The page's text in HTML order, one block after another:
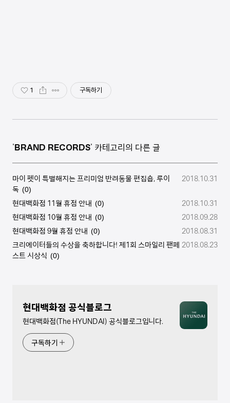
1 구독하기
'BRAND RECORDS' 카테고리의 다른 글
마이 펫이 특별해지는 프리미엄 반려동물 편집숍, 루이
독 (0)
2018.10.31
현대백화점 11월 휴점 안내 (0)
2018.10.31
현대백화점 10월 휴점 안내 (0)
2018.09.28
현대백화점 9월 휴점 안내 (0)
2018.08.31
크리에이터들의 수상을 축하합니다! 제1회 스마일리 팬페
스트 시상식 (0)
2018.08.23
현대백화점 공식블로그
현대백화점(The HYUNDAI) 공식블로그입니다.
구독하기